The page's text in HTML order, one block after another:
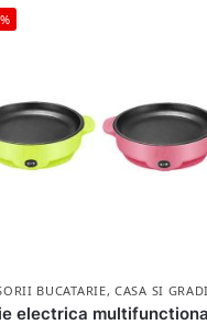
BUCATARIE,CASA SI
electrica